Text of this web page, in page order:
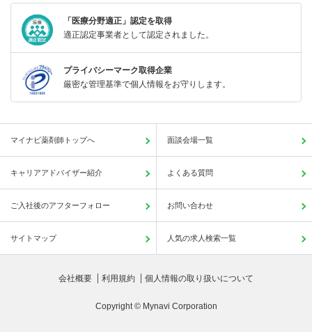
「医療分野適正」認定を取得
適正認定事業者として認定されました。
プライバシーマーク取得企業
厳密な管理基準で個人情報をお守りします。
マイナビ薬剤師トップへ 面談会場一覧
キャリアアドバイザー紹介 よくある質問
ご入社後のアフターフォロー お問い合わせ
サイトマップ 人気の求人検索一覧
会社概要 利用規約 個人情報の取り扱いについて
Copyright © Mynavi Corporation